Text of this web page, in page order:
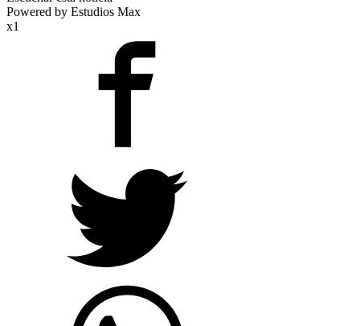
Powered by Estudios Max
x1